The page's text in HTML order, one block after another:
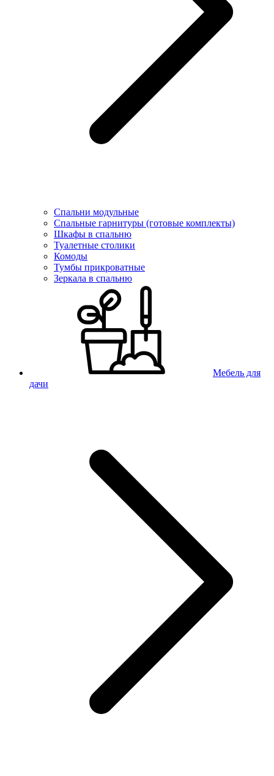
Спальни модульные
Спальные гарнитуры (готовые комплекты)
Шкафы в спальню
Туалетные столики
Комоды
Тумбы прикроватные
Зеркала в спальню
Мебель для
дачи